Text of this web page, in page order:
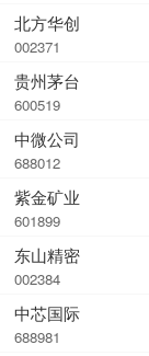
北方华创
002371
贵州茅台
600519
中微公司
688012
紫金矿业
601899
东山精密
002384
中芯国际
688981